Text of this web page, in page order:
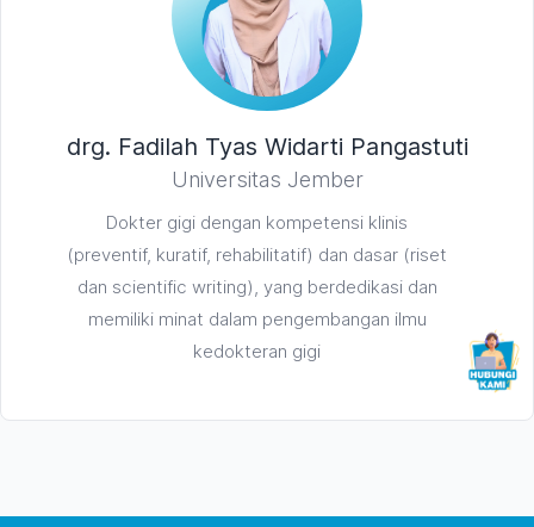
drg. Fadilah Tyas Widarti Pangastuti
Universitas Jember
Dokter gigi dengan kompetensi klinis
(preventif, kuratif, rehabilitatif) dan dasar (riset
dan scientific writing), yang berdedikasi dan
memiliki minat dalam pengembangan ilmu
kedokteran gigi